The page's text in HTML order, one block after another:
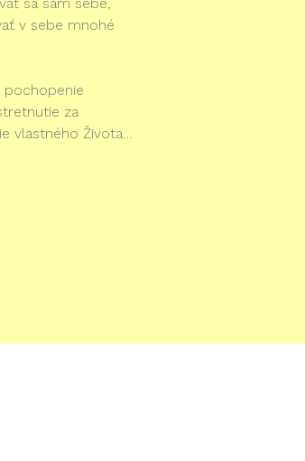
v sebe mnohé
pochopenie
za
vlastného Života…